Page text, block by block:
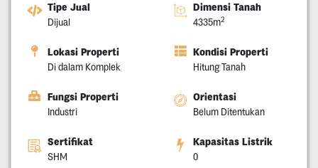
Tipe Jual
Dijual
Dimensi Tanah
4335m2
Lokasi Properti
Di dalam Komplek
Kondisi Properti
Hitung Tanah
Fungsi Properti
Industri
Orientasi
Belum Ditentukan
Sertifikat
SHM
Kapasitas Listrik
0